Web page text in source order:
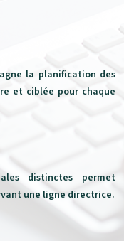
la planification des
et ciblée pour chaque
distinctes permet
une ligne directrice.